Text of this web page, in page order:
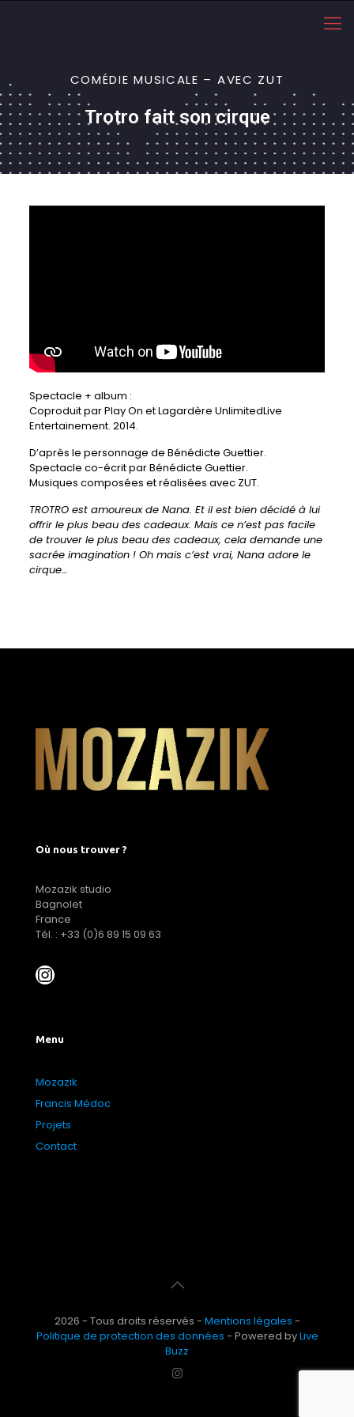
COMÉDIE MUSICALE – AVEC ZUT
Trotro fait son cirque
Spectacle + album :
Coproduit par Play On et Lagardère UnlimitedLive
Entertainement. 2014.
D’après le personnage de Bénédicte Guettier.
Spectacle co-écrit par Bénédicte Guettier.
Musiques composées et réalisées avec ZUT.
TROTRO est amoureux de Nana. Et il est bien décidé à lui
offrir le plus beau des cadeaux. Mais ce n’est pas facile
de trouver le plus beau des cadeaux, cela demande une
sacrée imagination ! Oh mais c’est vrai, Nana adore le
cirque…
Où nous trouver ?
Mozazik studio
Bagnolet
France
Tél. : +33 (0)6 89 15 09 63
Menu
Mozazik
Francis Médoc
Projets
Contact
2026 - Tous droits réservés - Mentions légales -
Politique de protection des données - Powered byLive
Buzz